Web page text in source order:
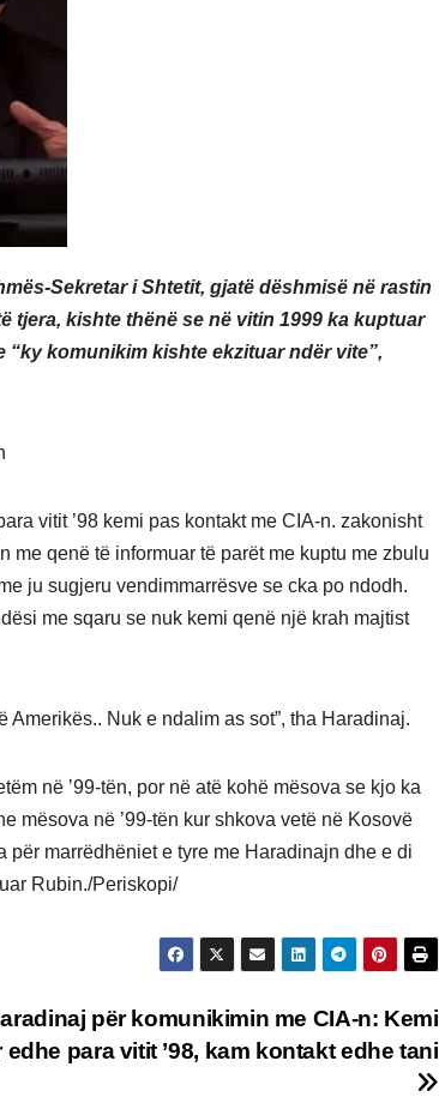
Sekretar i Shtetit, gjatë dëshmisë në rastin
tjera, kishte thënë se në vitin 1999 ka kuptuar
komunikim kishte ekzituar ndër vite”,
vitit ’98 kemi pas kontakt me CIA-n. zakonisht
me qenë të informuar të parët me kuptu me zbulu
ju sugjeru vendimmarrësve se cka po ndodh.
me sqaru se nuk kemi qenë një krah majtist
Nuk e ndalim as sot”, tha Haradinaj.
në ’99-tën, por në atë kohë mësova se kjo ka
mësova në ’99-tën kur shkova vetë në Kosovë
marrëdhëniet e tyre me Haradinajn dhe e di
Rubin./Periskopi/
për komunikimin me CIA-n: Kemi
edhe para vitit ’98, kam kontakt edhe tani